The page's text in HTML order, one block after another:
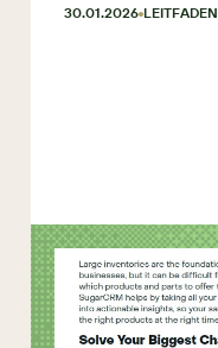
30.01.2026 LEITFADEN